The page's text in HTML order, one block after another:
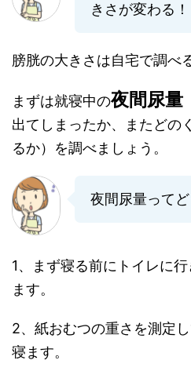
きさが変わる！
膀胱の大きさは自宅で調べ
まずは就寝中の夜間尿量
出てしまったか、またどの
るか）を調べましょう。
夜間尿量って
1、まず寝る前にトイレに
ます。
2、紙おむつの重さを測定
寝ます。